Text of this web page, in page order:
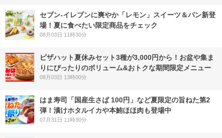
セブン‐イレブンに爽やか「レモン」スイーツ＆パン新登
場！夏に食べたい限定商品をチェック
08月03日 11時30分
ピザハット夏休みセット3種が3,000円から！お盆や集ま
りにぴったりのボリューム&おトクな期間限定メニュー
08月03日 13時00分
はま寿司「国産生さば 100円」など夏限定の旨ねた第2
弾！漬けホタルイカや本鮪ほほ肉も登場中
07月31日 11時30分